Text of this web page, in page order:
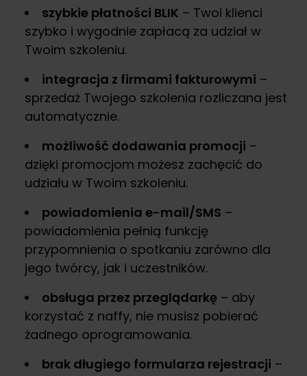
szybkie płatności BLIK – Twoi klienci
szybko i wygodnie zapłacą za udział w
Twoim szkoleniu.
integracja z firmami fakturowymi –
sprzedaż Twojego szkolenia rozliczana jest
automatycznie.
możliwość dodawania promocji –
dzięki promocjom możesz zachęcić do
udziału w Twoim szkoleniu.
powiadomienia e-mail/SMS –
powiadomienia pełnią funkcję
przypomnienia o spotkaniu zarówno dla
jego twórcy, jak i uczestników.
obsługa przez przeglądarkę – aby
korzystać z naffy, nie musisz pobierać
żadnego oprogramowania.
brak długiego formularza rejestracji –